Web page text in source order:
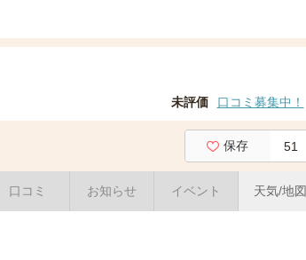
未評価 口コミ募集中！
保存 51
口コミ お知らせ イベント 天気/地図